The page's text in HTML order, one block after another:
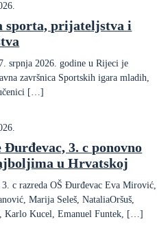
sporta, prijateljstva i
srpnja 2026. godine u Rijeci je
završnica Sportskih igara mladih,
[…]
Đurđevac, 3. c ponovno
u Hrvatskoj
c razreda OŠ Đurđevac Eva Mirović,
Marija Seleš, NataliaOršuš,
Karlo Kucel, Emanuel Funtek, […]